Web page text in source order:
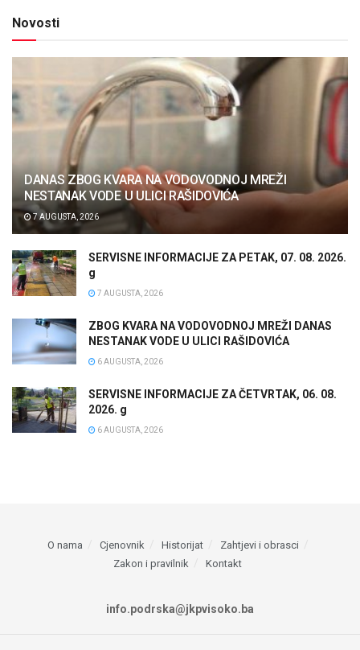
Novosti
DANAS ZBOG KVARA NA VODOVODNOJ MREŽI
NESTANAK VODE U ULICI RAŠIDOVIĆA
7 AUGUSTA, 2026
SERVISNE INFORMACIJE ZA PETAK, 07. 08. 2026.
g
7 AUGUSTA, 2026
ZBOG KVARA NA VODOVODNOJ MREŽI DANAS
NESTANAK VODE U ULICI RAŠIDOVIĆA
6 AUGUSTA, 2026
SERVISNE INFORMACIJE ZA ČETVRTAK, 06. 08.
2026. g
6 AUGUSTA, 2026
O nama Cjenovnik Historijat
Zahtjevi i obrasci
Zakon i pravilnik
Kontakt
info.podrska@jkpvisoko.ba